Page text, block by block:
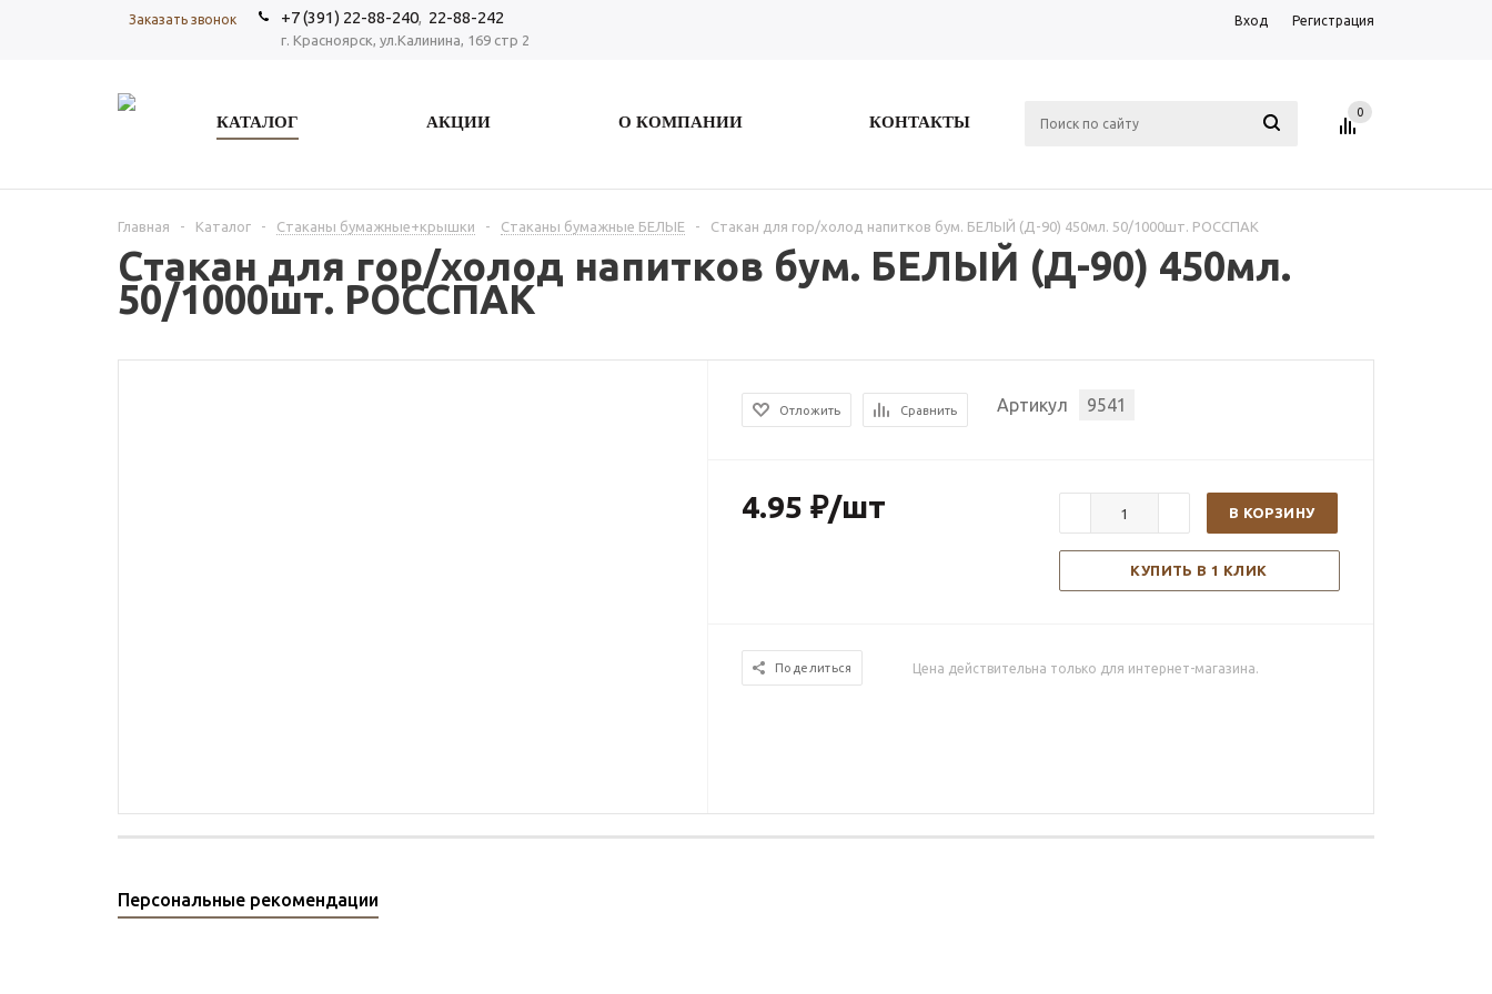
+7 (391) 22-88-240, 22-88-242
г. Красноярск, ул.Калинина, 169 стр 2
Заказать звонок Вход Регистрация
КАТАЛОГ АКЦИИ О КОМПАНИИ КОНТАКТЫ
0
Главная - Каталог - Стаканы бумажные+крышки - Стаканы бумажные БЕЛЫЕ - Стакан для гор/холод напитков бум. БЕЛЫЙ (Д-90) 450мл. 50/1000шт. РОССПАК
Стакан для гор/холод напитков бум. БЕЛЫЙ (Д-90) 450мл.
50/1000шт. РОССПАК
Отложить Сравнить Артикул 9541
4.95 ₽/шт В КОРЗИНУ
КУПИТЬ В 1 КЛИК
Поделиться Цена действительна только для интернет-магазина.
Персональные рекомендации